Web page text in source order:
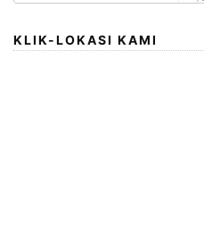
KLIK-LOKASI KAMI